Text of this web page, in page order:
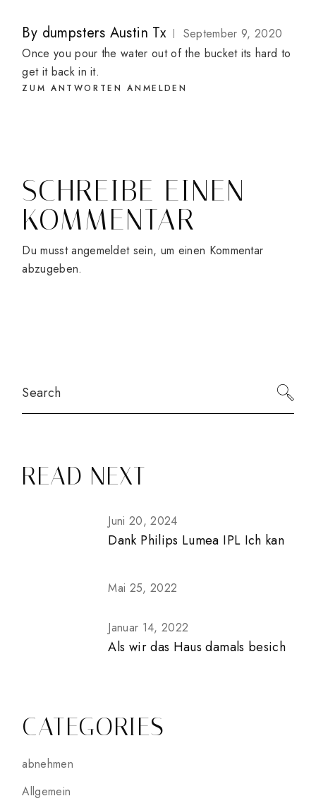
By dumpsters Austin Tx
September 9, 2020
Once you pour the water out of the bucket its hard to
get it back in it.
ZUM ANTWORTEN ANMELDEN
SCHREIBE EINEN
KOMMENTAR
Du musstangemeldetsein, um einen Kommentar
abzugeben.
READ NEXT
Juni 20, 2024
Dank Philips Lumea IPL Ich kan
Mai 25, 2022
Januar 14, 2022
Als wir das Haus damals besich
CATEGORIES
abnehmen
Allgemein